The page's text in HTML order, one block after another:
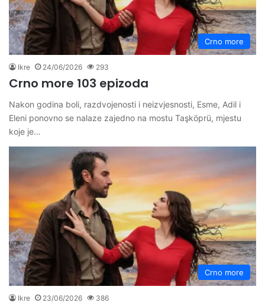
Crno more
Ikre 24/06/2026 293
Crno more 103 epizoda
Nakon godina boli, razdvojenosti i neizvjesnosti, Esme, Adil i
Eleni ponovno se nalaze zajedno na mostu Taşköprü, mjestu
koje je…
Crno more
Ikre 23/06/2026 386